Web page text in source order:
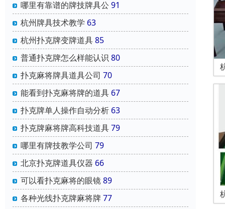
哪里有靠谱的牌技牌具公 91
杭州牌具技术教学 63
杭州扑克牌变牌道具85
普通扑克牌怎么样能认识 80
扑克麻将牌具道具公司 70
能看到扑克麻将牌的道具 67
扑克牌单人操作自动分析 63
扑克牌麻将牌高科技道具79
哪里有牌技教学公司 79
北京扑克牌道具仪器 66
可以看扑克麻将的眼镜89
各种光线扑克牌麻将牌77